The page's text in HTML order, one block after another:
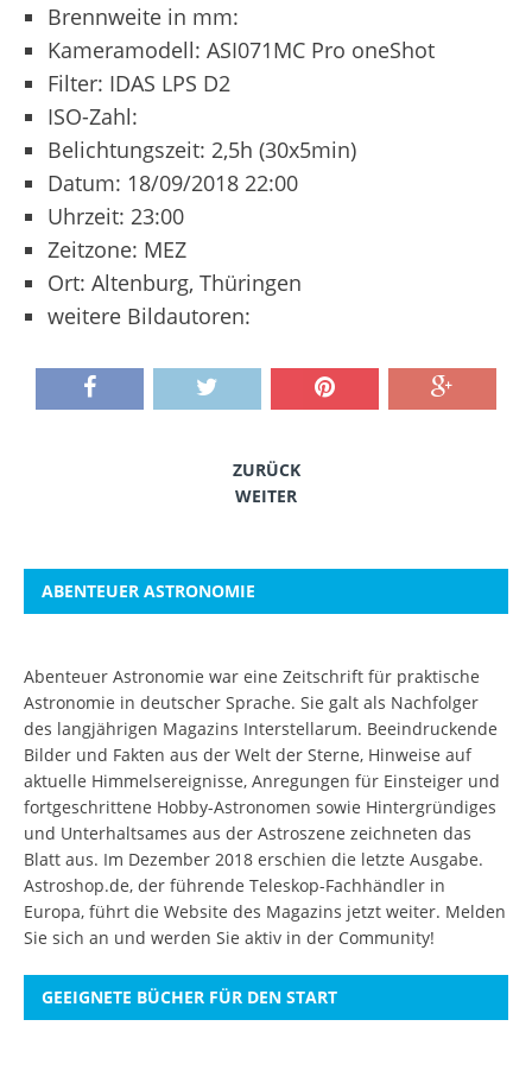
Brennweite in mm:
Kameramodell: ASI071MC Pro oneShot
Filter: IDAS LPS D2
ISO-Zahl:
Belichtungszeit: 2,5h (30x5min)
Datum: 18/09/2018 22:00
Uhrzeit: 23:00
Zeitzone: MEZ
Ort: Altenburg, Thüringen
weitere Bildautoren:
ZURÜCK
WEITER
ABENTEUER ASTRONOMIE
Abenteuer Astronomie war eine Zeitschrift für praktische
Astronomie in deutscher Sprache. Sie galt als Nachfolger
des langjährigen Magazins Interstellarum. Beeindruckende
Bilder und Fakten aus der Welt der Sterne, Hinweise auf
aktuelle Himmelsereignisse, Anregungen für Einsteiger und
fortgeschrittene Hobby-Astronomen sowie Hintergründiges
und Unterhaltsames aus der Astroszene zeichneten das
Blatt aus. Im Dezember 2018 erschien die letzte Ausgabe.
Astroshop.de, der führende Teleskop-Fachhändler in
Europa, führt die Website des Magazins jetzt weiter. Melden
Sie sich an und werden Sie aktiv in der Community!
GEEIGNETE BÜCHER FÜR DEN START